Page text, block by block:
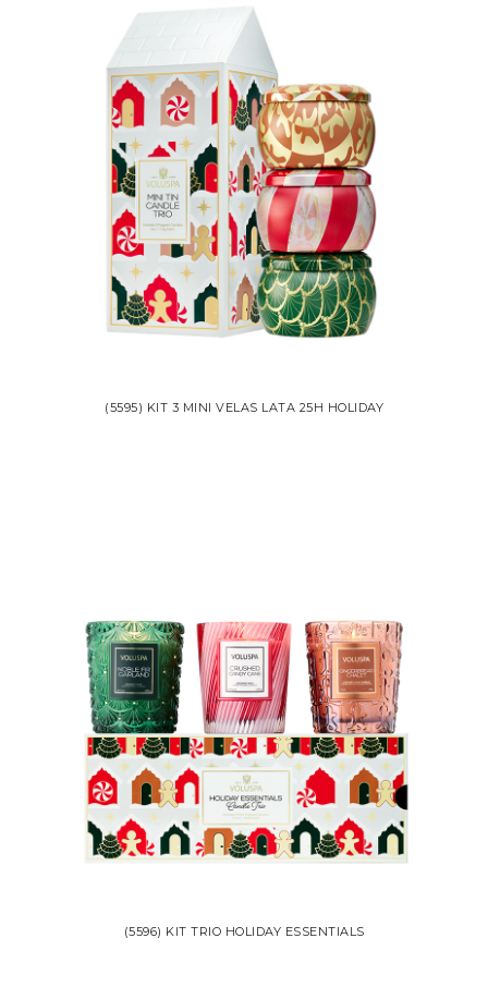
(5595) KIT 3 MINI VELAS LATA 25H HOLIDAY
(5596) KIT TRIO HOLIDAY ESSENTIALS